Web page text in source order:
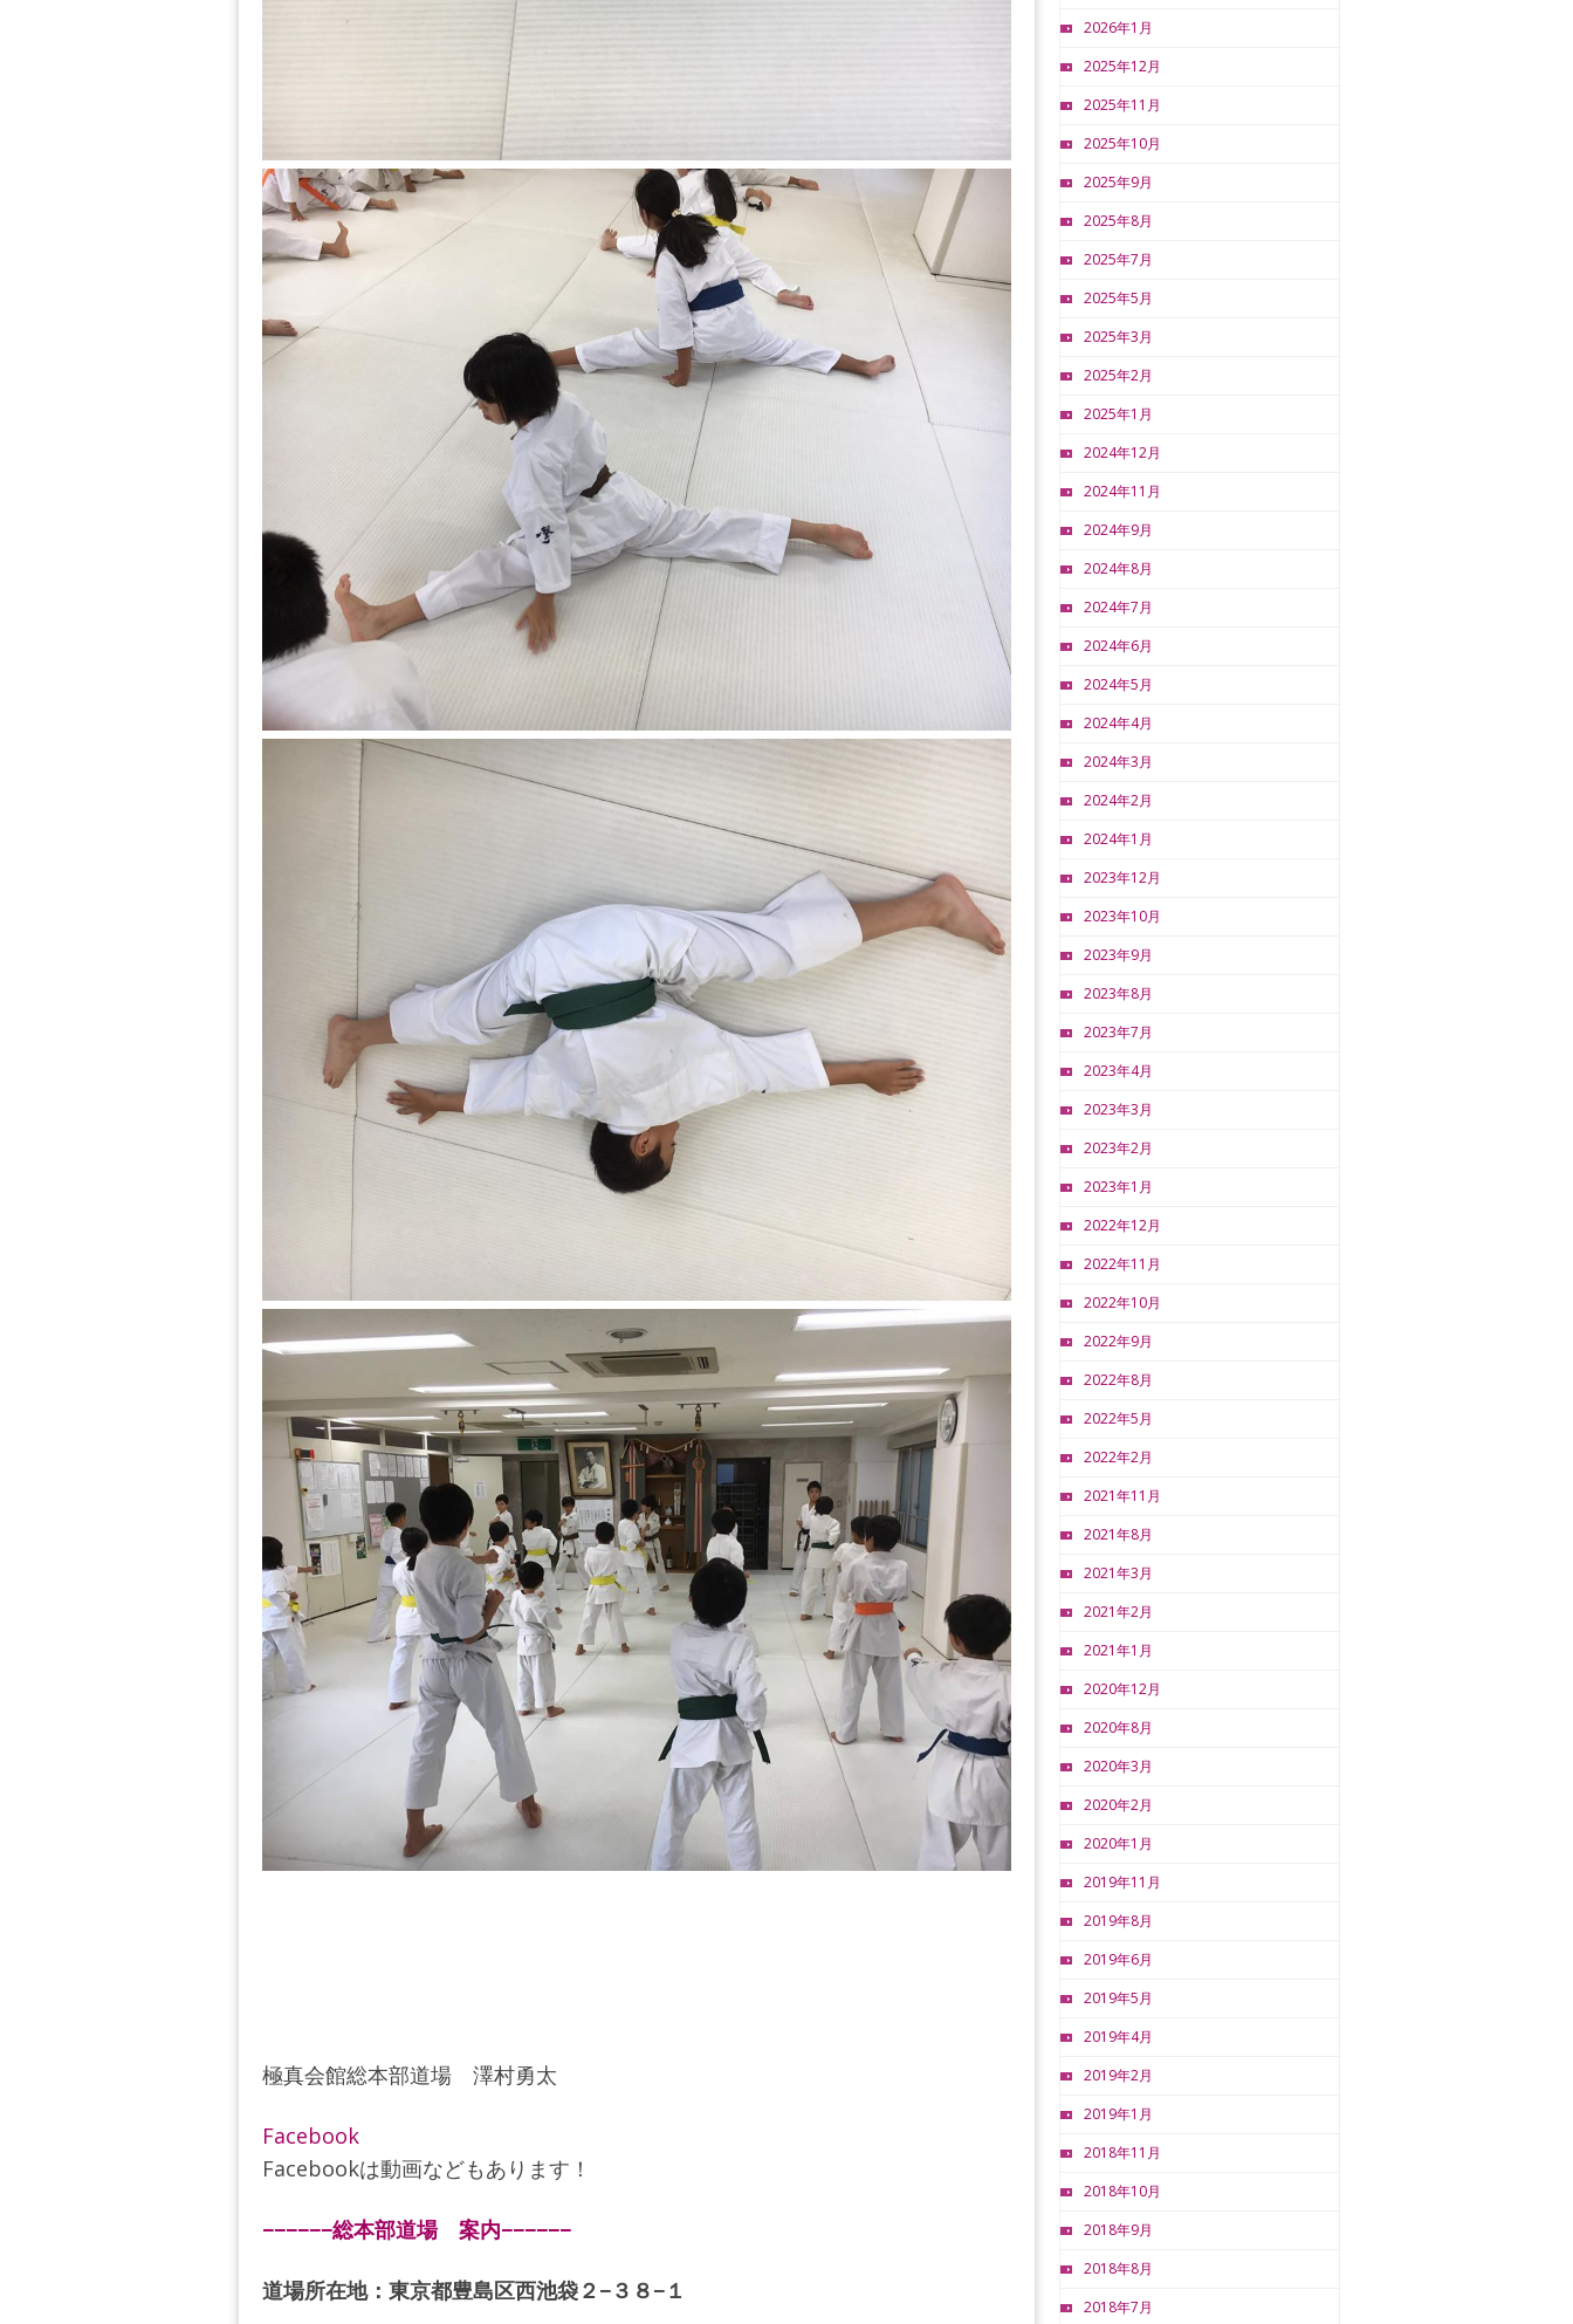
極真会館総本部道場 澤村勇太
Facebook
Facebookは動画などもあります！
−−−−−−総本部道場 案内−−−−−−
道場所在地：東京都豊島区西池袋２−３８−１
2026年1月
2025年12月
2025年11月
2025年10月
2025年9月
2025年8月
2025年7月
2025年5月
2025年3月
2025年2月
2025年1月
2024年12月
2024年11月
2024年9月
2024年8月
2024年7月
2024年6月
2024年5月
2024年4月
2024年3月
2024年2月
2024年1月
2023年12月
2023年10月
2023年9月
2023年8月
2023年7月
2023年4月
2023年3月
2023年2月
2023年1月
2022年12月
2022年11月
2022年10月
2022年9月
2022年8月
2022年5月
2022年2月
2021年11月
2021年8月
2021年3月
2021年2月
2021年1月
2020年12月
2020年8月
2020年3月
2020年2月
2020年1月
2019年11月
2019年8月
2019年6月
2019年5月
2019年4月
2019年2月
2019年1月
2018年11月
2018年10月
2018年9月
2018年8月
2018年7月